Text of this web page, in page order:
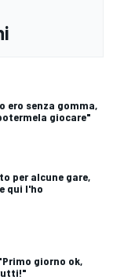
ero senza gomma,
giocare"
per alcune gare,
qui l'ho
giorno ok,